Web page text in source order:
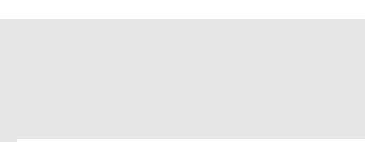
VOTRE PROBLÉMATIQUE